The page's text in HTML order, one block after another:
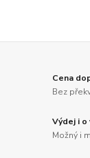
Cena
Bez
Výdej i o
Možný i